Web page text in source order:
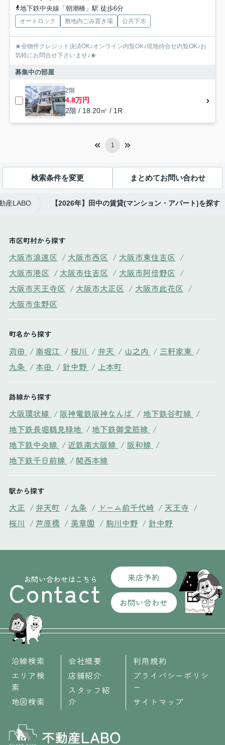
地下鉄中央線「朝潮橋」駅 徒歩6分
オートロック 敷地内ごみ置き場 公共下水
★全物件クレジット決済OK♪オンライン内覧OK♪現地待合せ内覧OK♪お
気軽にお問合せ下さいませ♪★
募集中の部屋
2階
4.8万円
2階 / 18.20㎡ / 1R
1
検索条件を変更 まとめてお問い合わせ
産LABO 【2026年】田中の賃貸(マンション・アパート)を探す
市区町村から探す
大阪市浪速区 / 大阪市西区 / 大阪市東住吉区 /
大阪市港区 / 大阪市住吉区 / 大阪市阿倍野区 /
大阪市天王寺区 / 大阪市大正区 / 大阪市此花区 /
大阪市生野区
町名から探す
苅田 / 南堀江 / 桜川 / 弁天 / 山之内 / 三軒家東 /
九条 / 本田 / 針中野 / 上本町
路線から探す
大阪環状線 / 阪神電鉄阪神なんば / 地下鉄谷町線 /
地下鉄長堀鶴見緑地 / 地下鉄御堂筋線 /
地下鉄中央線 / 近鉄南大阪線 / 阪和線 /
地下鉄千日前線 / 関西本線
駅から探す
大正 / 弁天町 / 九条 / ドーム前千代崎 / 天王寺 /
桜川 / 芦原橋 / 美章園 / 駒川中野 / 針中野
お問い合わせはこちら
Contact 来店予約
お問い合わせ
沿線検索
エリア検
索
地図検索
会社概要
店舗紹介
スタッフ紹
介
利用規約
プライバシーポリシ
ー
サイトマップ